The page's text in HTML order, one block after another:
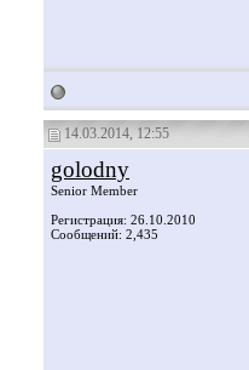
14.03.2014, 12:55
golodny
Senior Member
Регистрация: 26.10.2010
Сообщений: 2,435